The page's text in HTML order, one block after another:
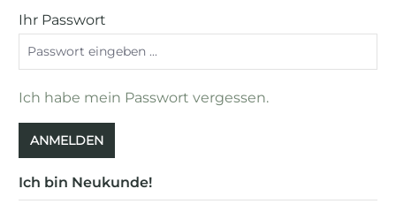
Ihr Passwort
Ich habe mein Passwort vergessen.
ANMELDEN
Ich bin Neukunde!